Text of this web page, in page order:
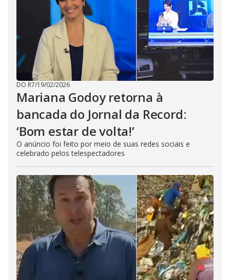
DO R7/19/02/2026
Mariana Godoy retorna à
bancada do Jornal da Record:
‘Bom estar de volta!’
O anúncio foi feito por meio de suas redes sociais e
celebrado pelos telespectadores